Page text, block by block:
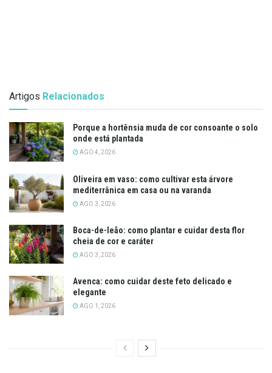
Artigos Relacionados
Porque a hortênsia muda de cor consoante o solo
onde está plantada
AGO 4, 2026
Oliveira em vaso: como cultivar esta árvore
mediterrânica em casa ou na varanda
AGO 3, 2026
Boca-de-leão: como plantar e cuidar desta flor
cheia de cor e caráter
AGO 3, 2026
Avenca: como cuidar deste feto delicado e
elegante
AGO 1, 2026